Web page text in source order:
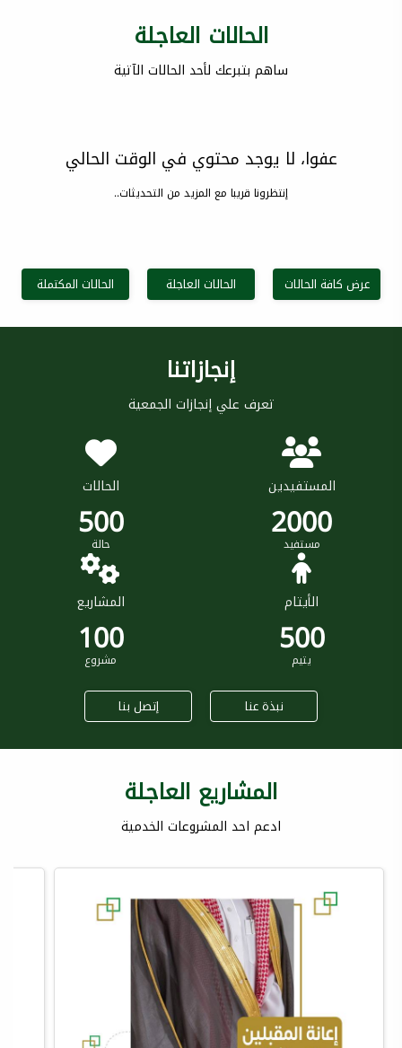
الحالات العاجلة
ساهم بتبرعك لأحد الحالات الآتية
عفوا، لا يوجد محتوي في الوقت الحالي
إنتظرونا قريبا مع المزيد من التحديثات..
عرض كافة الحالات الحالات العاجلة الحالات المكتملة
إنجازاتنا
تعرف علي إنجازات الجمعية
المستفيدين
2000
مستفيد
الحالات
500
حالة
الأيتام
500
يتيم
المشاريع
100
مشروع
نبذة عنا إتصل بنا
المشاريع العاجلة
ادعم احد المشروعات الخدمية